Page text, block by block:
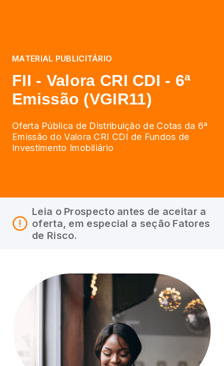
MATERIAL PUBLICITÁRIO
FII - Valora CRI CDI - 6ª
Emissão (VGIR11)
Oferta Pública de Distribuição de Cotas da 6ª
Emissão do Valora CRI CDI de Fundos de
Investimento Imobiliário
Leia o Prospecto antes de aceitar a
oferta, em especial a seção Fatores
de Risco.